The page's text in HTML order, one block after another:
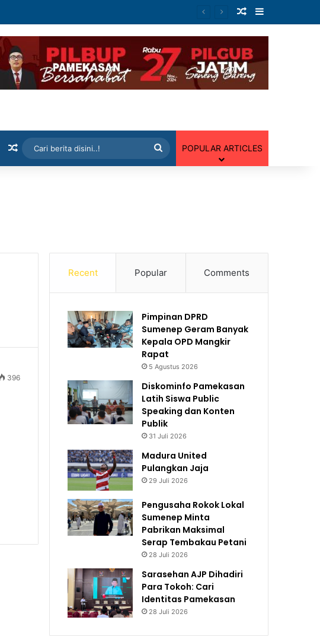
Artikel Random
Artikel Random
berita
POPULAR ARTICLES
396
Recent Popular Comments
Pimpinan DPRD
Sumenep Geram Banyak
Kepala OPD Mangkir
Rapat
5 Agustus 2026
Diskominfo Pamekasan
Latih Siswa Public
Speaking dan Konten
Publik
31 Juli 2026
Madura United
Pulangkan Jaja
29 Juli 2026
Pengusaha Rokok Lokal
Sumenep Minta
Pabrikan Maksimal
Serap Tembakau Petani
28 Juli 2026
Sarasehan AJP Dihadiri
Para Tokoh: Cari
Identitas Pamekasan
28 Juli 2026